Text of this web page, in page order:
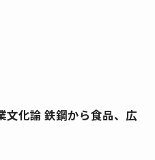
文化論 鉄鋼から食品、広